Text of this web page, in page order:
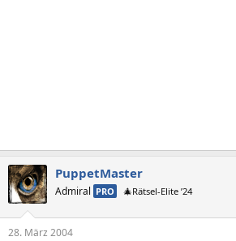
PuppetMaster
Admiral PRO 🎄Rätsel-Elite ’24
28. März 2004